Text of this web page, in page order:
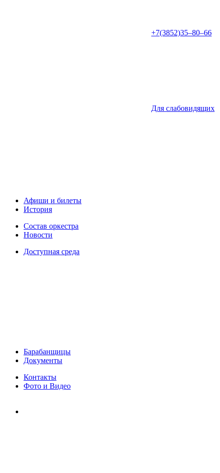
+7(3852)35‒80‒66
Для слабовидящих
Афиши и билеты
История
Состав оркестра
Новости
Доступная среда
Барабанщицы
Документы
Контакты
Фото и Видео